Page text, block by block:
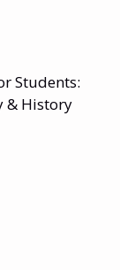
Students:
& History